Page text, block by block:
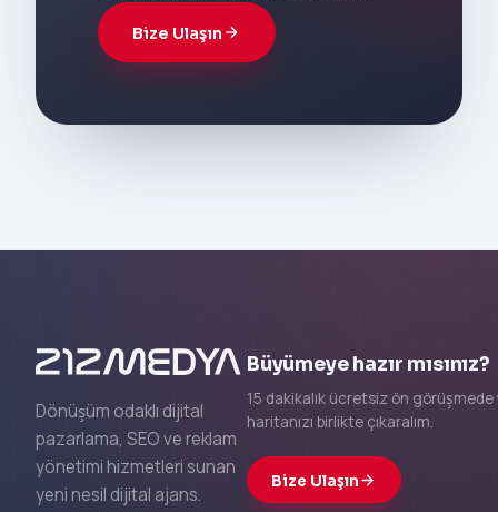
Bize Ulaşın
Dönüşüm odaklı dijital
pazarlama, SEO ve reklam
yönetimi hizmetleri sunan
yeni nesil dijital ajans.
Büyümeye hazır mısınız?
15 dakikalık ücretsiz ön görüşmede
haritanızı birlikte çıkaralım.
Bize Ulaşın